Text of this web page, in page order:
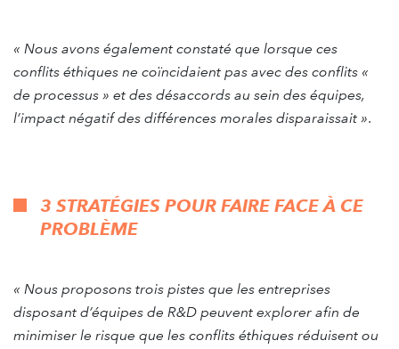
« Nous avons également constaté que lorsque ces
conflits éthiques ne coïncidaient pas avec des conflits «
de processus » et des désaccords au sein des équipes,
l’impact négatif des différences morales disparaissait ».
3 STRATÉGIES POUR FAIRE FACE À CE
PROBLÈME
« Nous proposons trois pistes que les entreprises
disposant d’équipes de R&D peuvent explorer afin de
minimiser le risque que les conflits éthiques réduisent ou